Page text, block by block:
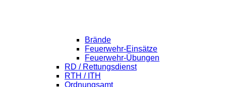
Brände
Feuerwehr-Einsätze
Feuerwehr-Übungen
RD / Rettungsdienst
RTH / ITH
Ordnungsamt